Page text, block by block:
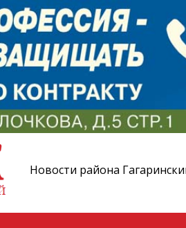
Новости района